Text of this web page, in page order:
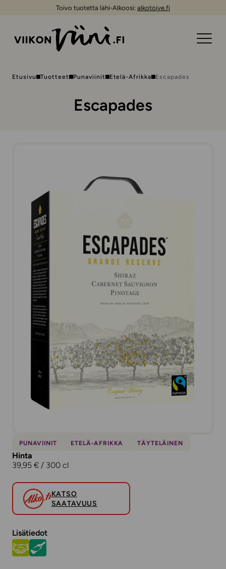
Toivo tuotetta lähi-Alkoosi: alkotoive.fi
Etusivu Tuotteet Punaviinit Etelä-Afrikka Escapades
Escapades
PUNAVIINIT ETELÄ-AFRIKKA TÄYTELÄINEN
Hinta
39,95 € / 300 cl
KATSO
SAATAVUUS
Lisätiedot